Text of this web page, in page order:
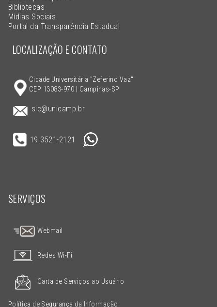
Bibliotecas
Mídias Sociais
Portal da Transparência Estadual
LOCALIZAÇÃO E CONTATO
Cidade Universitária "Zeferino Vaz"
CEP 13083-970 | Campinas-SP
sic@unicamp.br
19 3521-2121
SERVIÇOS
Webmail
Redes Wi-Fi
Carta de Serviços ao Usuário
Política de Segurança da Informação